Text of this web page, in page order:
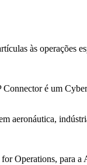
às operações
é um
Operations, para